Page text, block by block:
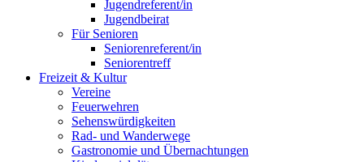
Jugendreferent/in
Jugendbeirat
Für Senioren
Seniorenreferent/in
Seniorentreff
Freizeit & Kultur
Vereine
Feuerwehren
Sehenswürdigkeiten
Rad- und Wanderwege
Gastronomie und Übernachtungen